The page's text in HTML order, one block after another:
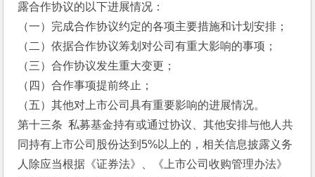
露合作协议的以下进展情况：
（一）完成合作协议约定的各项主要措施和计划安排；
（二）依据合作协议筹划对公司有重大影响的事项；
（三）合作协议发生重大变更；
（四）合作事项提前终止；
（五）其他对上市公司具有重要影响的进展情况。
第十三条  私募基金持有或通过协议、其他安排与他人共
同持有上市公司股份达到5%以上的，相关信息披露义务
人除应当根据《证券法》、《上市公司收购管理办法》